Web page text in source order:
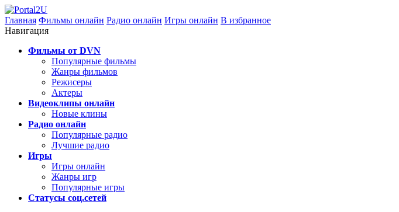
Главная Фильмы онлайн Радио онлайн Игры онлайн В избранное
Навигация
Фильмы от DVN
Популярные фильмы
Жанры фильмов
Режисеры
Актеры
Видеоклипы онлайн
Новые клины
Радио онлайн
Популярные радио
Лучшие радио
Игры
Игры онлайн
Жанры игр
Популярные игры
Статусы соц.сетей